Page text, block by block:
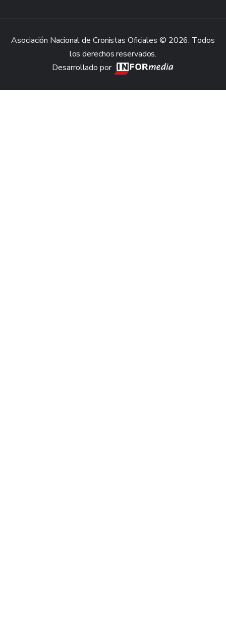
Asociación Nacional de Cronistas Oficiales © 2026. Todos
los derechos reservados.
Desarrollado por